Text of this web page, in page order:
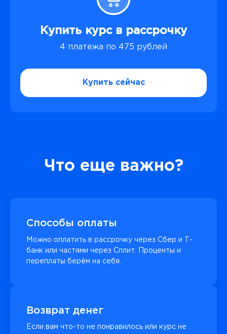
Купить курс в рассрочку
4 платежа по 475 рублей
Купить сейчас
Что еще важно?
Способы оплаты
Можно оплатить в рассрочку через Сбер и Т-
банк или частями через Сплит. Проценты и
переплаты берём на себя.
Возврат денег
Если вам что-то не понравилось или курс не